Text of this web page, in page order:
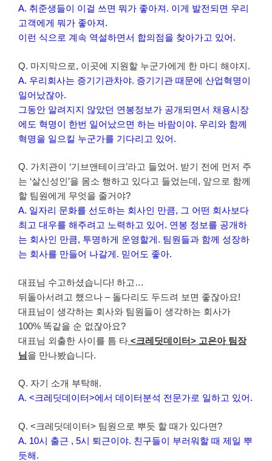
A. 취준생들이 이걸 쓰면 뭐가 좋아져. 이게 발전되면 우리
고객에게 뭐가 좋아져.
이런 식으로 계속 역설하면서 합의점을 찾아가고 있어.
Q. 마지막으로, 이곳에 지원할 누군가에게 한 마디 해야지.
A. 우리회사는 증기기관차야. 증기기관 때문에 산업혁명이
일어났잖아.
그동안 알려지지 않았던 연봉정보가 공개되면서 채용시장
에도 혁명이 한번 일어났으면 하는 바람이야. 우리와 함께
혁명을 일으킬 누군가를 기다리고 있어.
Q. 가치관이 ‘기브앤테이크’라고 들었어. 받기 전에 먼저 주
는 ‘살신성인’을 몸소 행하고 있다고 들었는데, 앞으로 함께
할 팀원에게 무엇을 줄거야?
A. 일자리 문화를 선도하는 회사인 만큼, 그 어떤 회사보다
최고 대우를 해주려고 노력하고 있어. 연봉 정보를 공개하
는 회사인 만큼, 투명하게 운영할게. 팀원들과 함께 성장하
는 회사를 만들어 나갈게. 믿어도 좋아.
대표님 수고하셨습니다! 하고…
뒤돌아서려고 했으나 – 돌다리도 두드려 보면 좋잖아요!
대표님이 생각하는 회사와 팀원들이 생각하는 회사가
100% 똑같을 순 없잖아요?
대표님 외출한 사이를 틈 타 <크레딧데이터> 고은아 팀장
님을 만나봤습니다.
Q. 자기 소개 부탁해.
A. <크레딧데이터>에서 데이터분석 전문가로 일하고 있어.
Q. <크레딧데이터> 팀원으로 뿌듯 할 때가 있다면?
A. 10시 출근 , 5시 퇴근이야. 친구들이 부러워할 때 제일 뿌
듯해.